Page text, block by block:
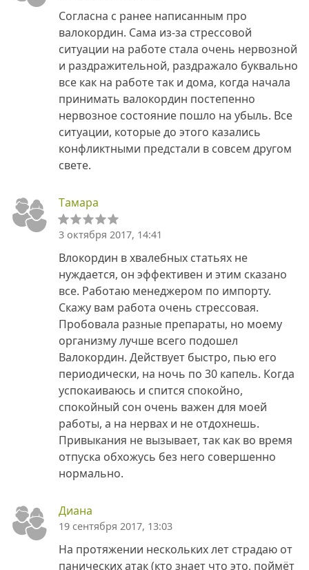
Согласна с ранее написанным про
валокордин. Сама из-за стрессовой
ситуации на работе стала очень нервозной
и раздражительной, раздражало буквально
все как на работе так и дома, когда начала
принимать валокордин постепенно
нервозное состояние пошло на убыль. Все
ситуации, которые до этого казались
конфликтными предстали в совсем другом
свете.
Tамара
3 октября 2017, 14:41
Влокордин в хвалебных статьях не
нуждается, он эффективен и этим сказано
все. Работаю менеджером по импорту.
Скажу вам работа очень стрессовая.
Пробовала разные препараты, но моему
организму лучше всего подошел
Валокордин. Действует быстро, пью его
периодически, на ночь по 30 капель. Когда
успокаиваюсь и спится спокойно,
спокойный сон очень важен для моей
работы, а на нервах и не отдохнешь.
Привыкания не вызывает, так как во время
отпуска обхожусь без него совершенно
нормально.
Диана
19 сентября 2017, 13:03
На протяжении нескольких лет страдаю от
панических атак (кто знает что это, поймёт